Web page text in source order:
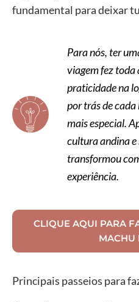
fundamental para deixar
Para nós, ter
viagem fez toda
praticidade na
por trás de
mais especial.
cultura andina e
transformou
experiência.
CLIQUE AQUI PARA
MACHU
Principais passeios para